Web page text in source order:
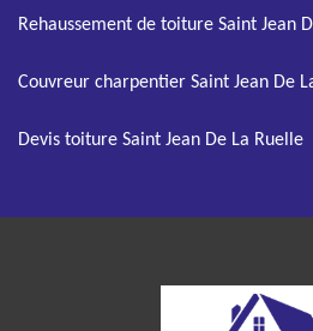
Rehaussement de toiture Saint Jean
Couvreur charpentier Saint Jean De
Devis toiture Saint Jean De La Ruelle